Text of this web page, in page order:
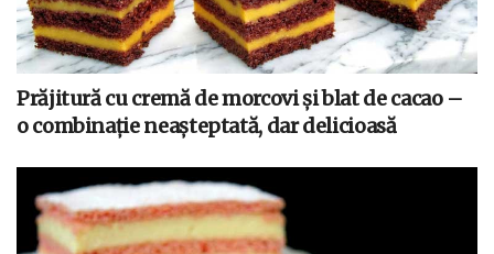
Prăjitură cu cremă de morcovi și blat de cacao –
o combinație neașteptată, dar delicioasă